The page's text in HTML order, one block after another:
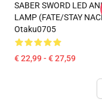
SABER SWORD LED
LAMP (FATE/STAY
Otaku0705
€ 22,99 - € 27,59